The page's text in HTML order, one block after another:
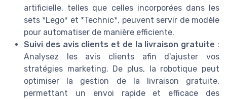
artificielle, telles que celles incorporées dans les
sets *Lego* et *Technic*, peuvent servir de modèle
pour automatiser de manière efficiente.
Suivi des avis clients et de la livraison gratuite :
Analysez les avis clients afin d'ajuster vos
stratégies marketing. De plus, la robotique peut
optimiser la gestion de la livraison gratuite,
permettant un envoi rapide et efficace des